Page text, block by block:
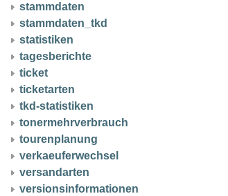
stammdaten
stammdaten_tkd
statistiken
tagesberichte
ticket
ticketarten
tkd-statistiken
tonermehrverbrauch
tourenplanung
verkaeuferwechsel
versandarten
versionsinformationen